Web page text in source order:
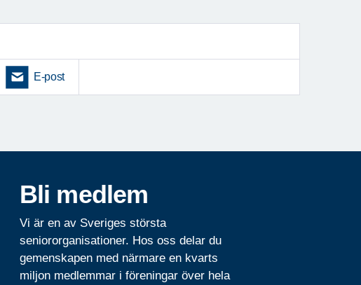
E-post
Bli medlem
Vi är en av Sveriges största
seniororganisationer. Hos oss delar du
gemenskapen med närmare en kvarts
miljon medlemmar i föreningar över hela